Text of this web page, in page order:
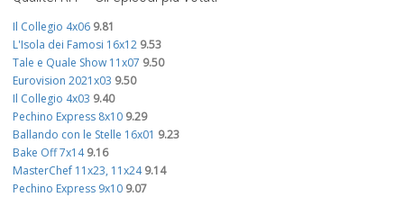
Il Collegio 4x06 9.81
L'Isola dei Famosi 16x12 9.53
Tale e Quale Show 11x07 9.50
Eurovision 2021x03 9.50
Il Collegio 4x03 9.40
Pechino Express 8x10 9.29
Ballando con le Stelle 16x01 9.23
Bake Off 7x14 9.16
MasterChef 11x23, 11x24 9.14
Pechino Express 9x10 9.07